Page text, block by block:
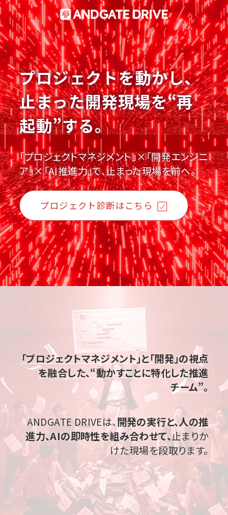
プロジェクトを動かし、
止まった開発現場を“再
起動”する。
「プロジェクトマネジメント」×「開発エンジニ
ア」×「AI推進力」で、止まった現場を前へ。
プロジェクト診断はこちら
「プロジェクトマネジメント」と「開発」の視点
を融合した、“動かすことに特化した推進
チーム”。
ANDGATE DRIVEは、開発の実行と、人の推
進力、AIの即時性を組み合わせて、止まりか
けた現場を段取ります。